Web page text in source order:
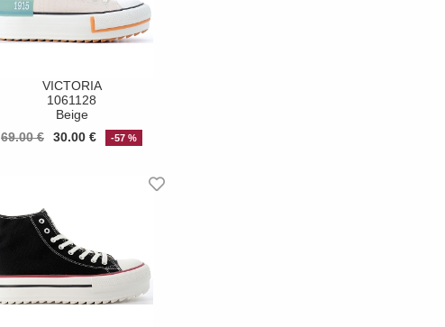
VICTORIA
1061128
Beige
69.00 €
30.00 € -57 %